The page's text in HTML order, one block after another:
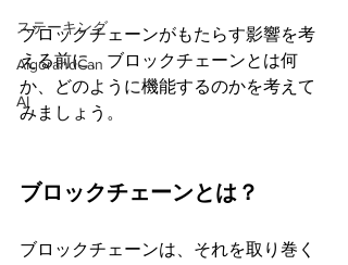
ステーキング
AlgorandCan
AI
ブロックチェーンがもたらす影響を考
える前に、ブロックチェーンとは何
か、どのように機能するのかを考えて
みましょう。
ブロックチェーンとは？
ブロックチェーンは、それを取り巻く